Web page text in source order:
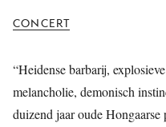
CONCERT
“Heidense barbarij,
melancholie, demonisch
duizend jaar oude